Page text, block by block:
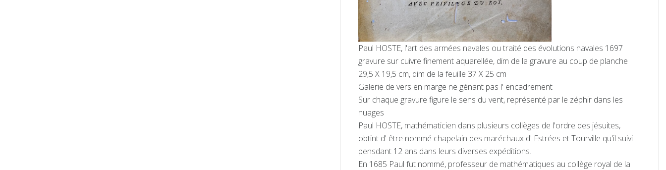
Paul HOSTE, l'art des armées navales ou traité des évolutions navales 1697
gravure sur cuivre finement aquarellée, dim de la gravure au coup de planche
29,5 X 19,5 cm, dim de la feuille 37 X 25 cm
Galerie de vers en marge ne génant pas l' encadrement
Sur chaque gravure figure le sens du vent, représenté par le zéphir dans les
nuages
Paul HOSTE, mathématicien dans plusieurs collèges de l'ordre des jésuites,
obtint d' être nommé chapelain des maréchaux d' Estrées et Tourville qu'il suivi
pensdant 12 ans dans leurs diverses expéditions.
En 1685 Paul fut nommé, professeur de mathématiques au collège royal de la